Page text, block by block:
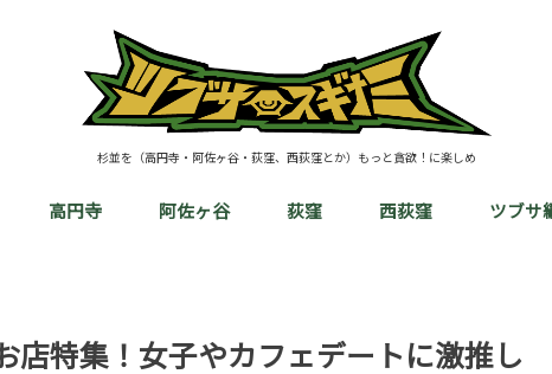
杉並を（高円寺・阿佐ヶ谷・荻窪、西荻窪とか）もっと貪欲！に楽しめ
高円寺 阿佐ヶ谷 荻窪 西荻窪 ツブサ
店特集！女子やカフェデートに激推し